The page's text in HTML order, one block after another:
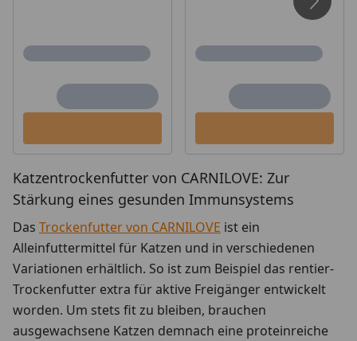
Katzentrockenfutter von CARNILOVE: Zur
Stärkung eines gesunden Immunsystems
Das Trockenfutter von CARNILOVE ist ein
Alleinfuttermittel für Katzen und in verschiedenen
Variationen erhältlich. So ist zum Beispiel das rentier-
Trockenfutter extra für aktive Freigänger entwickelt
worden. Um stets fit zu bleiben, brauchen
ausgewachsene Katzen demnach eine proteinreiche